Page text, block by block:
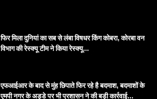
फिर मिला दुनियां का सब से लंबा विषधर किंग कोबरा, कोरबा वन
विभाग की रेस्क्यू टीम ने किया रेस्क्यू…
एफआईआर के बाद से मुंह छिपाते फिर रहे है बदमाश, बदमाशों के
एमपी नगर के अड्डे पर भी प्रशासन ने की बड़ी कार्रवाई…